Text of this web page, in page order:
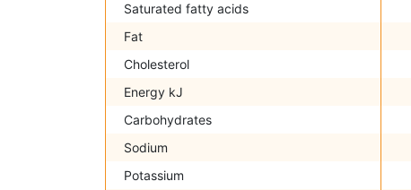
Saturated fatty acids
Fat
Cholesterol
Energy kJ
Carbohydrates
Sodium
Potassium